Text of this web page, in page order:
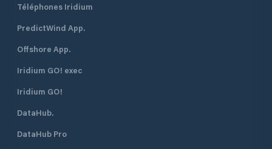
Téléphones Iridium
PredictWind App.
Offshore App.
Iridium GO! exec
Iridium GO!
DataHub.
DataHub Pro